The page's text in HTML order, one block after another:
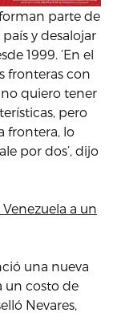
parte de
y desalojar
1999. ‘En el
fronteras con
quiero tener
pero
frontera, lo
por dos’, dijo
a un
una nueva
un costo de
Nevares,